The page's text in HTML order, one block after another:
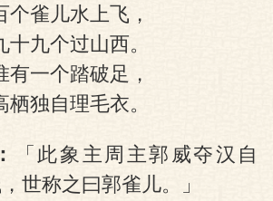
个雀儿水上飞，
十九个过山西。
有一个踏破足，
栖独自理毛衣。
「此象主周主郭威夺汉自
世称之曰郭雀儿。」